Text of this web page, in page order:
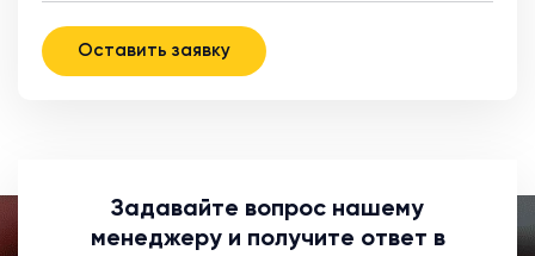
Оставить заявку
Задавайте вопрос нашему
менеджеру и получите ответ в